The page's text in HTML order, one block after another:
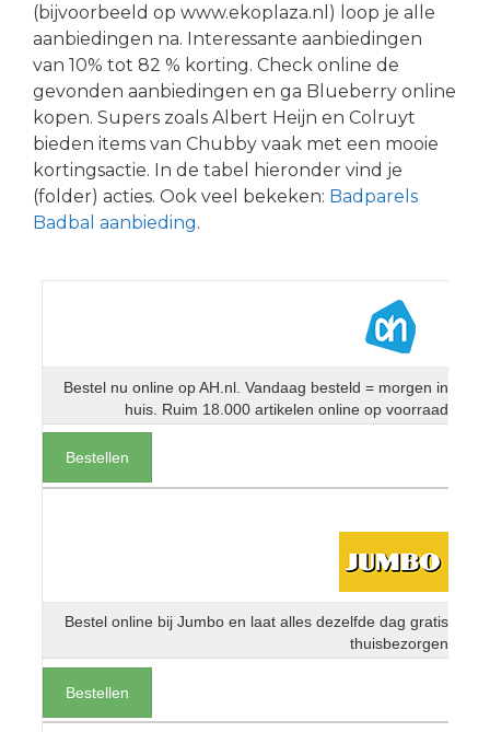
(bijvoorbeeld op www.ekoplaza.nl) loop je alle
aanbiedingen na. Interessante aanbiedingen
van 10% tot 82 % korting. Check online de
gevonden aanbiedingen en ga Blueberry online
kopen. Supers zoals Albert Heijn en Colruyt
bieden items van Chubby vaak met een mooie
kortingsactie. In de tabel hieronder vind je
(folder) acties. Ook veel bekeken: Badparels
Badbal aanbieding.
Bestel nu online op AH.nl. Vandaag besteld = morgen in
huis. Ruim 18.000 artikelen online op voorraad
Bestellen
Bestel online bij Jumbo en laat alles dezelfde dag gratis
thuisbezorgen
Bestellen